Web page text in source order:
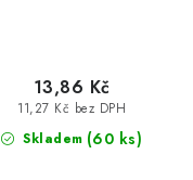
Skladem (60 ks)
11,27 Kč bez DPH
13,86 Kč